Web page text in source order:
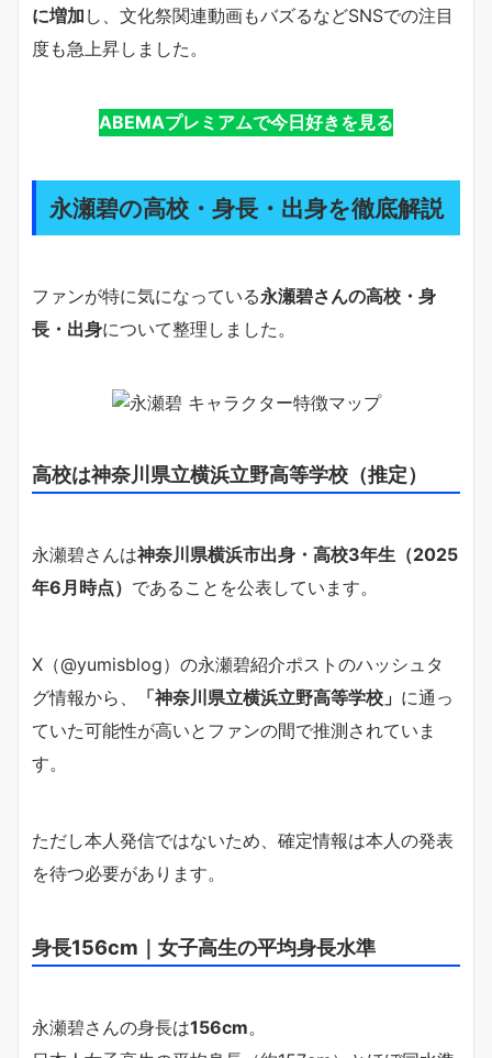
に増加 し、文化祭関連動画もバズるなどSNSでの注目
度も急上昇しました。
ABEMAプレミアムで今日好きを見る
永瀬碧の高校・身長・出身を徹底解説
ファンが特に気になっている永瀬碧さんの高校・身
長・出身について整理しました。
高校は神奈川県立横浜立野高等学校（推定）
永瀬碧さんは神奈川県横浜市出身・高校3年生（2025
年6月時点） であることを公表しています。
X（@yumisblog）の永瀬碧紹介ポストのハッシュタ
グ情報から、
「神奈川県立横浜立野高等学校」 に通っ
ていた可能性が高いとファンの間で推測されていま
す。
ただし本人発信ではないため、確定情報は本人の発表
を待つ必要があります。
身長156cm｜女子高生の平均身長水準
永瀬碧さんの身長は156cm。